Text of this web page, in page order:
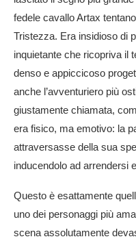
fedele cavallo Artax
Tristezza. Era insidioso di
inquietante che ricopriva il
denso e appiccicoso
anche l’avventuriero più
giustamente chiamata,
era fisico, ma emotivo: la
attraversasse della sua
inducendolo ad arrendersi
Questo è esattamente
uno dei personaggi più
scena assolutamente